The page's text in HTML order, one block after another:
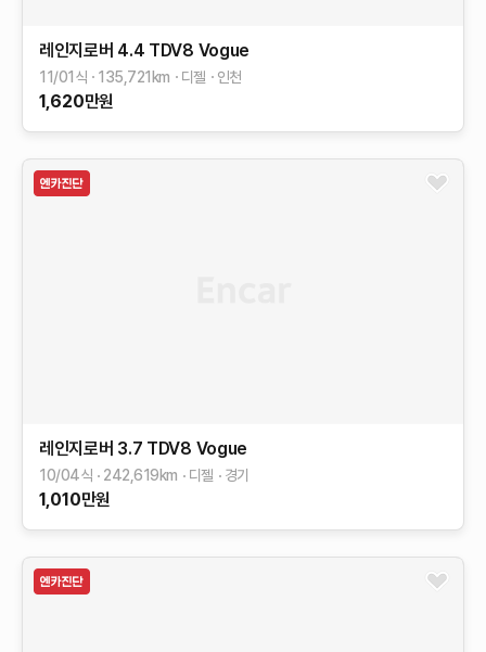
레인지로버 4.4 TDV8 Vogue
11/01식 135,721 km 디젤 인천
1,620만원
레인지로버 3.7 TDV8 Vogue
10/04식 242,619km 디젤 경기
1,010만원